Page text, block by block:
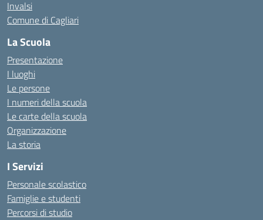
Invalsi
Comune di Cagliari
La Scuola
Presentazione
I luoghi
Le persone
I numeri della scuola
Le carte della scuola
Organizzazione
La storia
I Servizi
Personale scolastico
Famiglie e studenti
Percorsi di studio